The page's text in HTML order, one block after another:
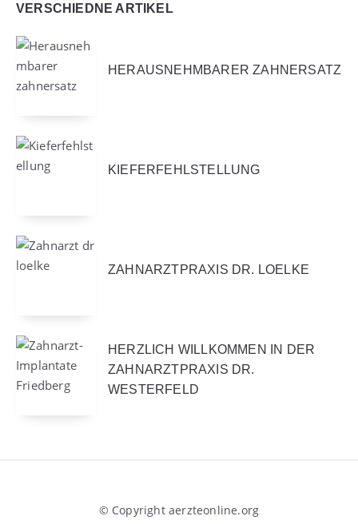
VERSCHIEDNE ARTIKEL
HERAUSNEHMBARER ZAHNERSATZ
KIEFERFEHLSTELLUNG
ZAHNARZTPRAXIS DR. LOELKE
HERZLICH WILLKOMMEN IN DER
ZAHNARZTPRAXIS DR.
WESTERFELD
© Copyright aerzteonline.org